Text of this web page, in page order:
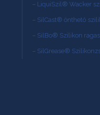
– LiquiSzil® Wacker
– SilCast® önthető
– SilBo® Szilikon
– SilGrease®